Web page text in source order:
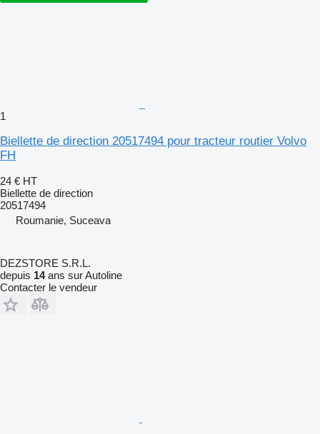
1
Biellette de direction 20517494 pour tracteur routier Volvo
FH
24 € HT
Biellette de direction
20517494
Roumanie, Suceava
DEZSTORE S.R.L.
depuis 14ans sur Autoline
Contacter le vendeur